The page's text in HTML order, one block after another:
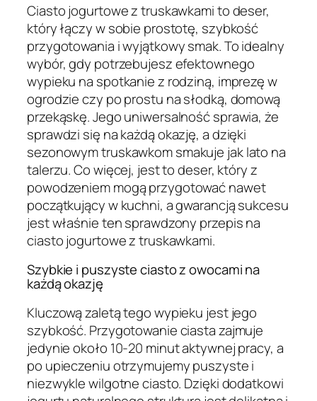
Ciasto jogurtowe z truskawkami to deser,
który łączy w sobie prostotę, szybkość
przygotowania i wyjątkowy smak. To idealny
wybór, gdy potrzebujesz efektownego
wypieku na spotkanie z rodziną, imprezę w
ogrodzie czy po prostu na słodką, domową
przekąskę. Jego uniwersalność sprawia, że
sprawdzi się na każdą okazję, a dzięki
sezonowym truskawkom smakuje jak lato na
talerzu. Co więcej, jest to deser, który z
powodzeniem mogą przygotować nawet
początkujący w kuchni, a gwarancją sukcesu
jest właśnie ten sprawdzony przepis na
ciasto jogurtowe z truskawkami.
Szybkie i puszyste ciasto z owocami na
każdą okazję
Kluczową zaletą tego wypieku jest jego
szybkość. Przygotowanie ciasta zajmuje
jedynie około 10-20 minut aktywnej pracy, a
po upieczeniu otrzymujemy puszyste i
niezwykle wilgotne ciasto. Dzięki dodatkowi